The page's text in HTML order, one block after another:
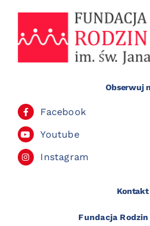
Obserwuj
Facebook
Youtube
Instagram
Kontakt
Fundacja